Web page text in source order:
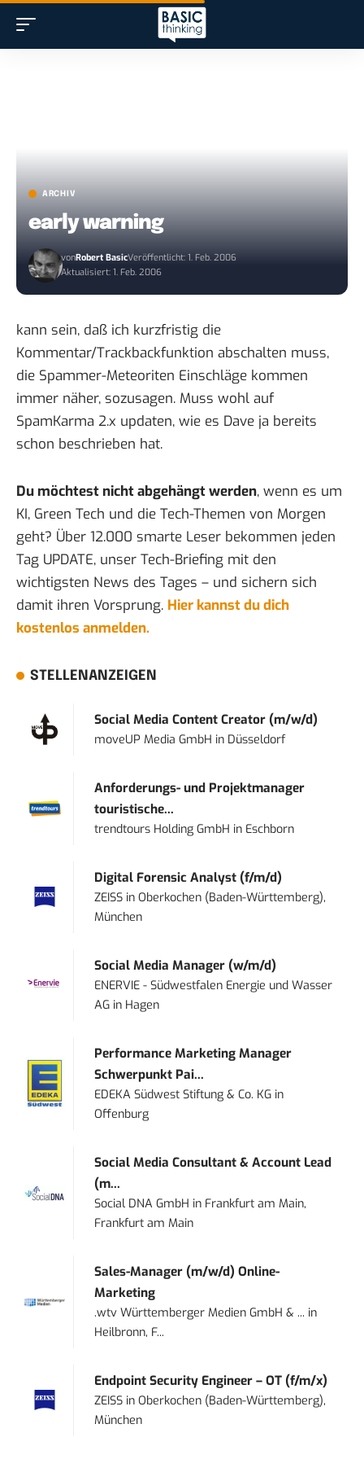
ARCHIV
early warning
vonRobert BasicVeröffentlicht: 1. Feb. 2006
Aktualisiert: 1. Feb. 2006
kann sein, daß ich kurzfristig die
Kommentar/Trackbackfunktion abschalten muss,
die Spammer-Meteoriten Einschläge kommen
immer näher, sozusagen. Muss wohl auf
SpamKarma 2.x updaten, wie es Dave ja bereits
schon beschrieben hat.
Du möchtest nicht abgehängt werden, wenn es um
KI, Green Tech und die Tech-Themen von Morgen
geht? Über 12.000 smarte Leser bekommen jeden
Tag UPDATE, unser Tech-Briefing mit den
wichtigsten News des Tages – und sichern sich
damit ihren Vorsprung. Hier kannst du dich
kostenlos anmelden.
STELLENANZEIGEN
Social Media Content Creator (m/w/d)
moveUP Media GmbH in Düsseldorf
Anforderungs- und Projektmanager
touristische...
trendtours Holding GmbH in Eschborn
Digital Forensic Analyst (f/m/d)
ZEISS inOberkochen (Baden-Württemberg),
München
Social Media Manager (w/m/d)
ENERVIE - Südwestfalen Energie und Wasser
AG in Hagen
Performance Marketing Manager
Schwerpunkt Pai...
EDEKA Südwest Stiftung & Co. KG in
Offenburg
Social Media Consultant & Account Lead
(m...
Social DNA GmbH in Frankfurt am Main,
Frankfurt am Main
Sales-Manager (m/w/d) Online-
Marketing
.wtv Württemberger Medien GmbH & ... in
Heilbronn, F...
Endpoint Security Engineer – OT (f/m/x)
ZEISS inOberkochen (Baden-Württemberg),
München